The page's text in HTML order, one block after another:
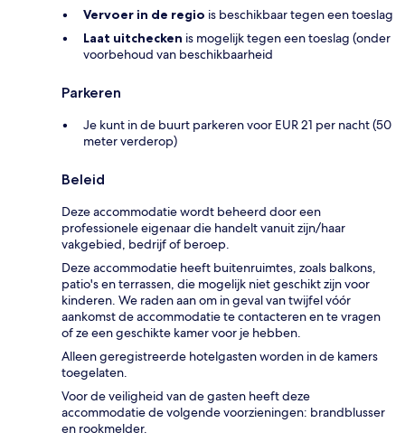
Vervoer in de regio is beschikbaar tegen een toeslag
Laat uitchecken is mogelijk tegen een toeslag (onder
voorbehoud van beschikbaarheid
Parkeren
Je kunt in de buurt parkeren voor EUR 21 per nacht (50
meter verderop)
Beleid
Deze accommodatie wordt beheerd door een
professionele eigenaar die handelt vanuit zijn/haar
vakgebied, bedrijf of beroep.
Deze accommodatie heeft buitenruimtes, zoals balkons,
patio's en terrassen, die mogelijk niet geschikt zijn voor
kinderen. We raden aan om in geval van twijfel vóór
aankomst de accommodatie te contacteren en te vragen
of ze een geschikte kamer voor je hebben.
Alleen geregistreerde hotelgasten worden in de kamers
toegelaten.
Voor de veiligheid van de gasten heeft deze
accommodatie de volgende voorzieningen: brandblusser
en rookmelder.